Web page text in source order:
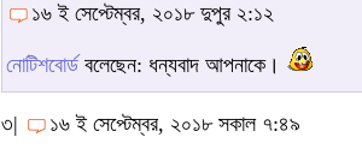
১৬ ই সেপ্টেম্বর, ২০১৮ দুপুর ২:১২
নোটিশবোর্ড বলেছেন: ধন্যবাদ আপনাকে।
৩|
১৬ ই সেপ্টেম্বর, ২০১৮ সকাল ৭:৪৯